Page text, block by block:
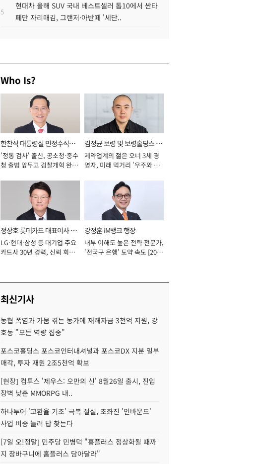
5
현대차 올해 SUV 국내 베스트셀러 톱10에서 싼타
페만 자리매김, 그랜저·아반떼 '세단..
Who Is?
한찬식 대통령실 민정수석비
서관
'정통 검사' 출신, 공소청·중수
청 출범 앞두고 검찰개혁 완수
김정균 보령 및 보령홀딩스 대
표이사 사장
제약업계의 젊은 오너 3세 경
영자, 미래 먹거리 '우주와 헬
정상호 롯데카드 대표이사 사
장
LG·현대·삼성 등 대기업 주요
카드사 30년 경력, 신뢰 회복
강정훈 iM뱅크 행장
내부 이해도 높은 전략 전문가,
'전국구 은행' 도약 속도 [2026
최신기사
농협 폭염과 가뭄 겪는 농가에 재해자금 3천억 지원, 강
호동 "모든 역량 집중"
포스코홀딩스 포스코인터내셔널과 포스코DX 지분 일부
매각, 투자 재원 2조5천억 확보
[현장] 컴투스 '제우스: 오만의 신' 8월26일 출시, 진입
장벽 낮춘 MMORPG 내..
하나투어 '고환율 기조' 극복 절실, 조좌진 '인바운드'
사업 비중 늘려 답 찾는다
[7일 오!정말] 민주당 민병덕 "홈플러스 정상화될 때까
지 장바구니에 홈플러스 담아달라"